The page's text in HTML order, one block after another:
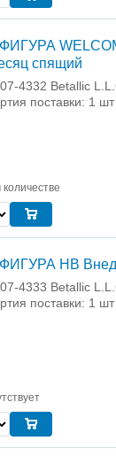
спящий
4332 Betallic
поставки: 1
HB
4333 Betallic
поставки: 1